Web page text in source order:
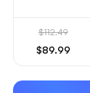
$112.49
$89.99